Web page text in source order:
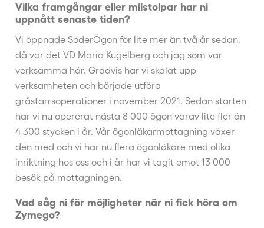
Vilka framgångar eller milstolpar har ni
uppnått senaste tiden?
Vi öppnade SöderÖgon för lite mer än två år sedan,
då var det VD Maria Kugelberg och jag som var
verksamma här. Gradvis har vi skalat upp
verksamheten och började utföra
gråstarrsoperationer i november 2021. Sedan starten
har vi nu opererat nästa 8 000 ögon varav lite fler än
4 300 stycken i år. Vår ögonläkarmottagning växer
den med och vi har nu flera ögonläkare med olika
inriktning hos oss och i år har vi tagit emot 13 000
besök på mottagningen.
Vad såg ni för möjligheter när ni fick höra om
Zymego?